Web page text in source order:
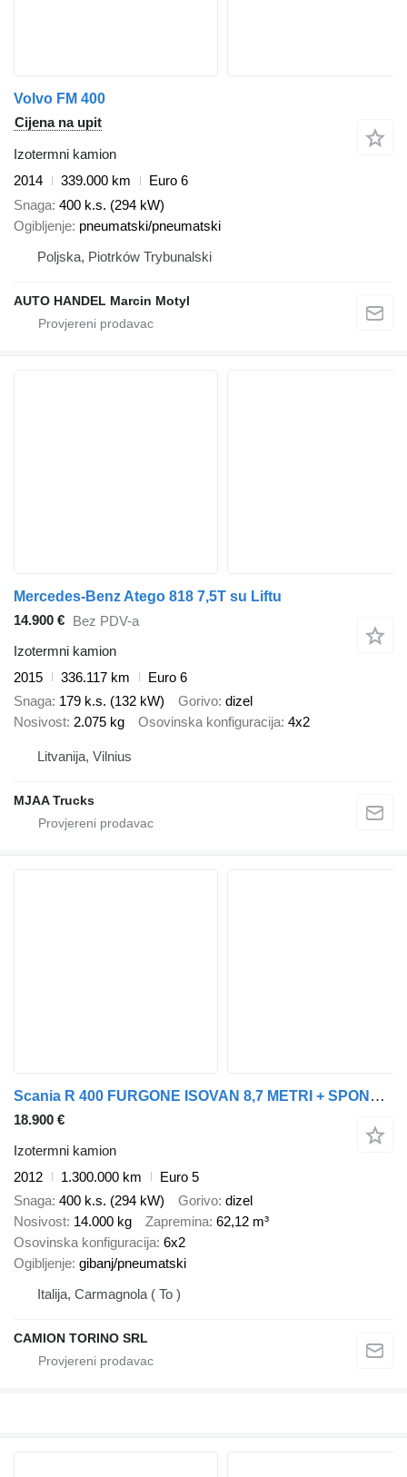
Volvo FM 400
Cijena na upit
Izotermni kamion
2014
339.000 km
Euro 6
Snaga 400 k.s. (294 kW)
Ogibljenje pneumatski/pneumatski
Poljska, Piotrków Trybunalski
AUTO HANDEL Marcin Motyl
Mercedes-Benz Atego 818 7,5T su Liftu
14.900 € Bez PDV-a
Izotermni kamion
2015
336.117 km
Euro 6
Snaga 179 k.s. (132 kW) Gorivo dizel
Nosivost 2.075 kg Osovinska konfiguracija 4x2
Litvanija, Vilnius
MJAA Trucks
Scania R 400 FURGONE ISOVAN 8,7 METRI + SPONDA 2,2 TON
18.900 €
Izotermni kamion
2012
1.300.000 km
Euro 5
Snaga 400 k.s. (294 kW) Gorivo dizel
Nosivost 14.000 kg Zapremina 62,12 m³
Osovinska konfiguracija 6x2
Ogibljenje gibanj/pneumatski
Italija, Carmagnola ( To )
CAMION TORINO SRL